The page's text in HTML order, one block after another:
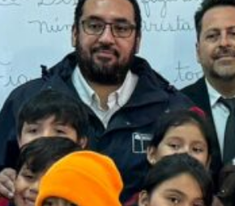
Comunidad educativa fortalece
herramientas para la protección de niñas